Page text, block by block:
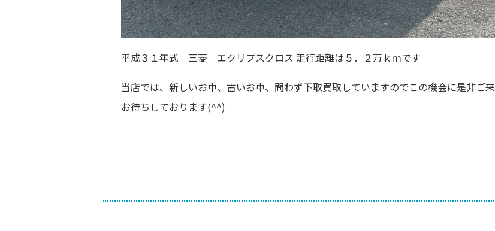
平成３１年式 三菱 エクリプスクロス 走行距離は５．２万ｋｍです
当店では、新しいお車、古いお車、問わず下取買取していますのでこの機会に是非ご
お待ちしております(^^)